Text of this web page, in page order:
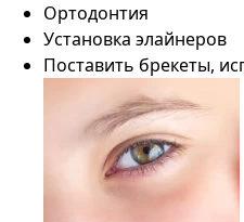
Ортодонтия
Установка элайнеров
Поставить брекеты,